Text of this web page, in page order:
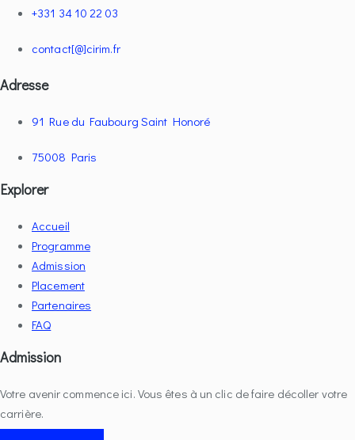
+331 34 10 22 03
contact[@]cirim.fr
Adresse
91 Rue du Faubourg Saint Honoré
75008 Paris
Explorer
Accueil
Programme
Admission
Placement
Partenaires
FAQ
Admission
Votre avenir commence ici. Vous êtes à un clic de faire décoller votre
carrière.